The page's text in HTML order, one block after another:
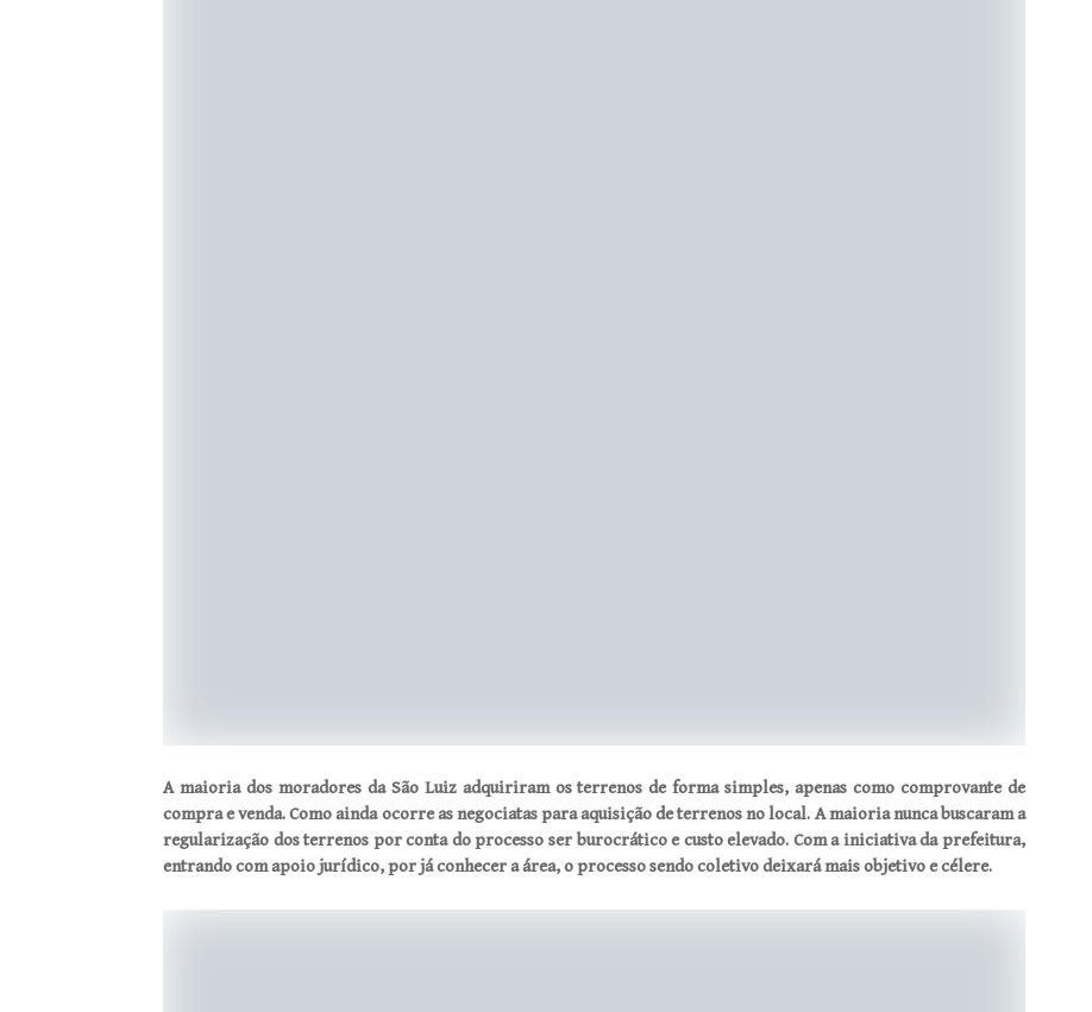
A maioria dos moradores da São Luiz adquiriram os terrenos de forma simples, apenas como comprovante de
compra e venda. Como ainda ocorre as negociatas para aquisição de terrenos no local. A maioria nunca buscaram a
regularização dos terrenos por conta do processo ser burocrático e custo elevado. Com a iniciativa da prefeitura,
entrando com apoio jurídico, por já conhecer a área, o processo sendo coletivo deixará mais objetivo e célere.